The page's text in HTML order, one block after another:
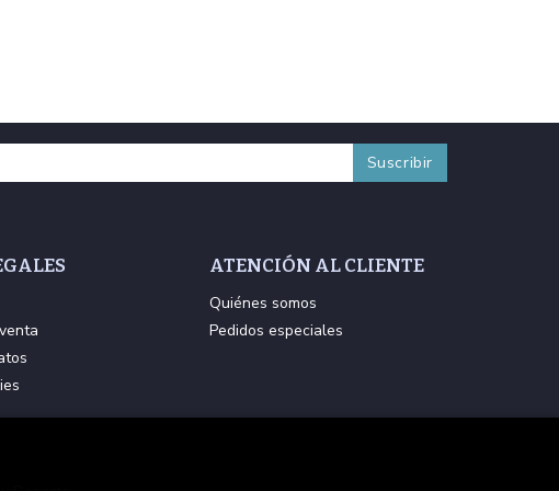
ATENCIÓN AL CLIENTE
Quiénes somos
Pedidos especiales